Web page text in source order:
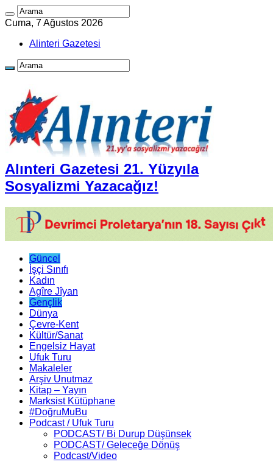
Cuma, 7 Ağustos 2026
Alinteri Gazetesi
Alınteri Gazetesi 21. Yüzyıla
Sosyalizmi Yazacağız!
Güncel
İşçi Sınıfı
Kadın
Agîre Jîyan
Gençlik
Dünya
Çevre-Kent
Kültür/Sanat
Engelsiz Hayat
Ufuk Turu
Makaleler
Arşiv Unutmaz
Kitap – Yayın
Marksist Kütüphane
#DoğruMuBu
Podcast / Ufuk Turu
PODCAST/ Bi Durup Düşünsek
PODCAST/ Geleceğe Dönüş
Podcast/Video